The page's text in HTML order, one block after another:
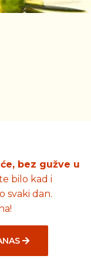
bez gužve u
bilo kad i
svaki dan.